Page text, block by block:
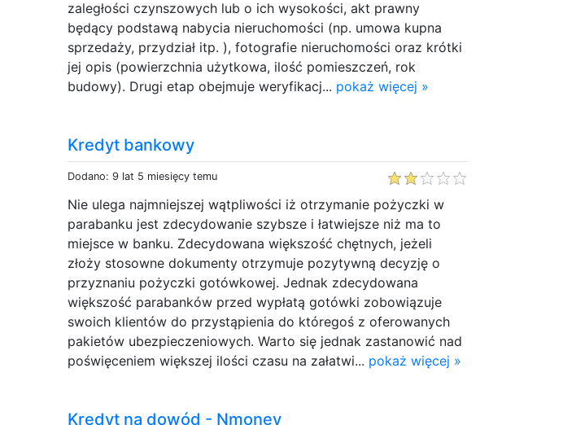
zaległości czynszowych lub o ich wysokości, akt prawny
będący podstawą nabycia nieruchomości (np. umowa kupna
sprzedaży, przydział itp. ), fotografie nieruchomości oraz krótki
jej opis (powierzchnia użytkowa, ilość pomieszczeń, rok
budowy). Drugi etap obejmuje weryfikacj... pokaż więcej »
Kredyt bankowy
Dodano: 9 lat 5 miesięcy temu
Nie ulega najmniejszej wątpliwości iż otrzymanie pożyczki w
parabanku jest zdecydowanie szybsze i łatwiejsze niż ma to
miejsce w banku. Zdecydowana większość chętnych, jeżeli
złoży stosowne dokumenty otrzymuje pozytywną decyzję o
przyznaniu pożyczki gotówkowej. Jednak zdecydowana
większość parabanków przed wypłatą gotówki zobowiązuje
swoich klientów do przystąpienia do któregoś z oferowanych
pakietów ubezpieczeniowych. Warto się jednak zastanowić nad
poświęceniem większej ilości czasu na załatwi... pokaż więcej »
Kredyt na dowód - Nmoney